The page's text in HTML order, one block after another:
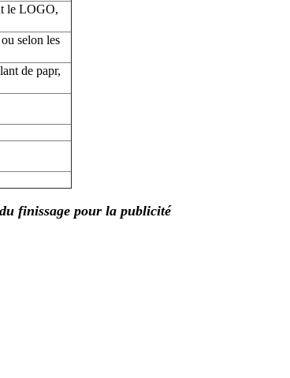
le LOGO,
selon les
de papr,
finissage pour la publicité